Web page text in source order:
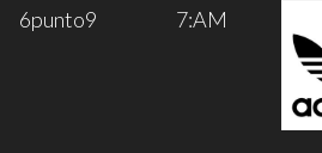
6punto9 7:AM